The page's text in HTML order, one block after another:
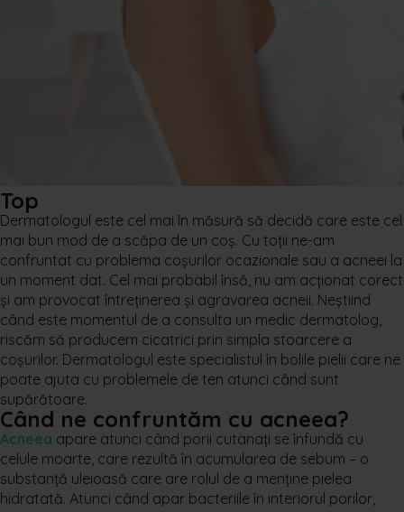
Top
Dermatologul este cel mai în măsură să decidă care este cel
mai bun mod de a scăpa de un coș. Cu toții ne-am
confruntat cu problema coșurilor ocazionale sau a acneei la
un moment dat. Cel mai probabil însă, nu am acționat corect
și am provocat întreținerea și agravarea acneii. Neștiind
când este momentul de a consulta un medic dermatolog,
riscăm să producem cicatrici prin simpla stoarcere a
coșurilor. Dermatologul este specialistul în bolile pielii care ne
poate ajuta cu problemele de ten atunci când sunt
supărătoare.
Când ne confruntăm cu acneea?
Acneea apare atunci când porii cutanați se înfundă cu
celule moarte, care rezultă în acumularea de sebum – o
substanță uleioasă care are rolul de a menține pielea
hidratată. Atunci când apar bacteriile în interiorul porilor,